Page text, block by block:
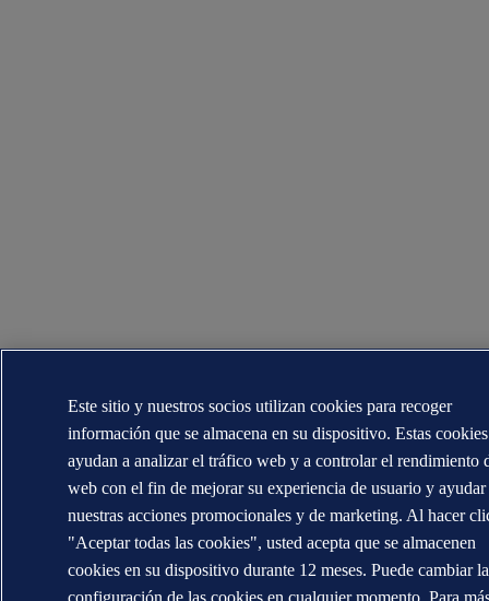
Este sitio y nuestros socios utilizan cookies para recoger
información que se almacena en su dispositivo. Estas
ayudan a analizar el tráfico web y a controlar el rendimiento
web con el fin de mejorar su experiencia de usuario y ayudar
nuestras acciones promocionales y de marketing. Al hacer
"Aceptar todas las cookies", usted acepta que se almacenen
cookies en su dispositivo durante 12 meses. Puede cambiar la
configuración de las cookies en cualquier momento. Para